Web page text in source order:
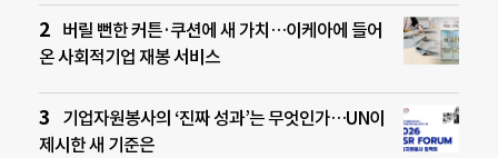
버릴 뻔한 커튼·쿠션에 새 가치…이케아에 들어
온 사회적기업 재봉 서비스
기업자원봉사의 ‘진짜 성과’는 무엇인가…UN이
제시한 새 기준은